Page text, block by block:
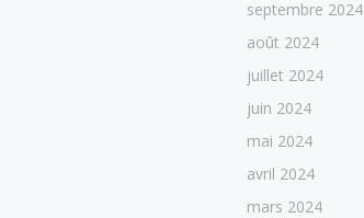
septembre 2024
août 2024
juillet 2024
juin 2024
mai 2024
avril 2024
mars 2024